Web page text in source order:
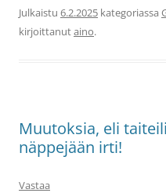
Julkaistu 6.2.2025 kategoriassa
kirjoittanutaino.
Muutoksia, eli
näppejään irti!
Vastaa